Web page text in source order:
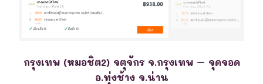
กรุงเทพ (หมอชิต2) จตุจักร จ.กรุงเทพ – จุดจอด
อ.ทุ่งช้าง จ.น่าน